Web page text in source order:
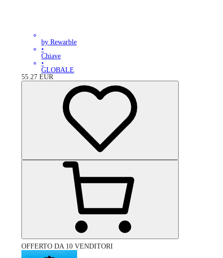
by Rewarble
•
Chiave
•
GLOBALE
55.27 EUR
OFFERTO DA 10 VENDITORI